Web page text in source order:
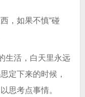
，如果不慎“碰
生活，白天里永远
定下来的时候，
思考点事情。